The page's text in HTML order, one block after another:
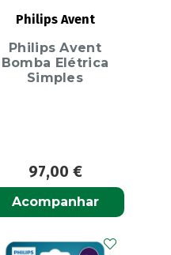
Philips Avent
Philips Avent
Bomba Elétrica
Simples
97,00 €
Acompanhar